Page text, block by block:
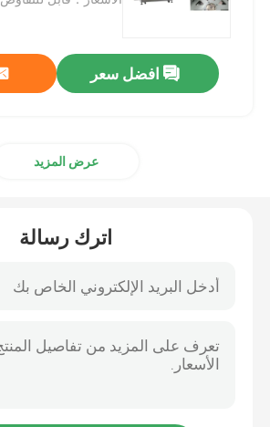
آلة تعبئة ساخنة
آلة تعبئة أحمر الشفاه
افضل سعر
عرض المزيد
اترك رسالة